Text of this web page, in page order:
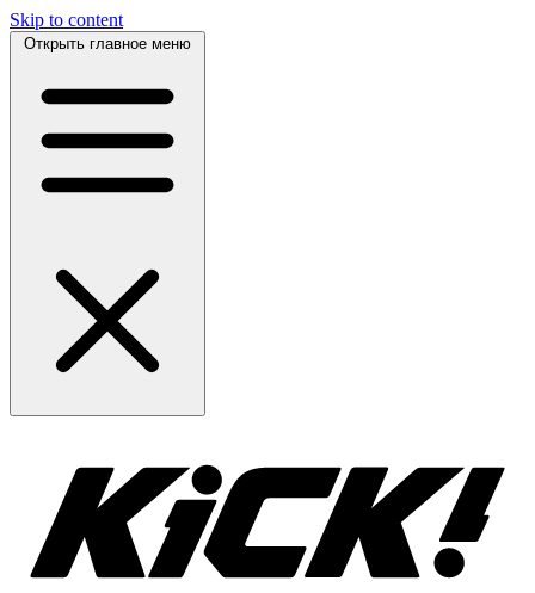
Skip to content
Открыть главное меню